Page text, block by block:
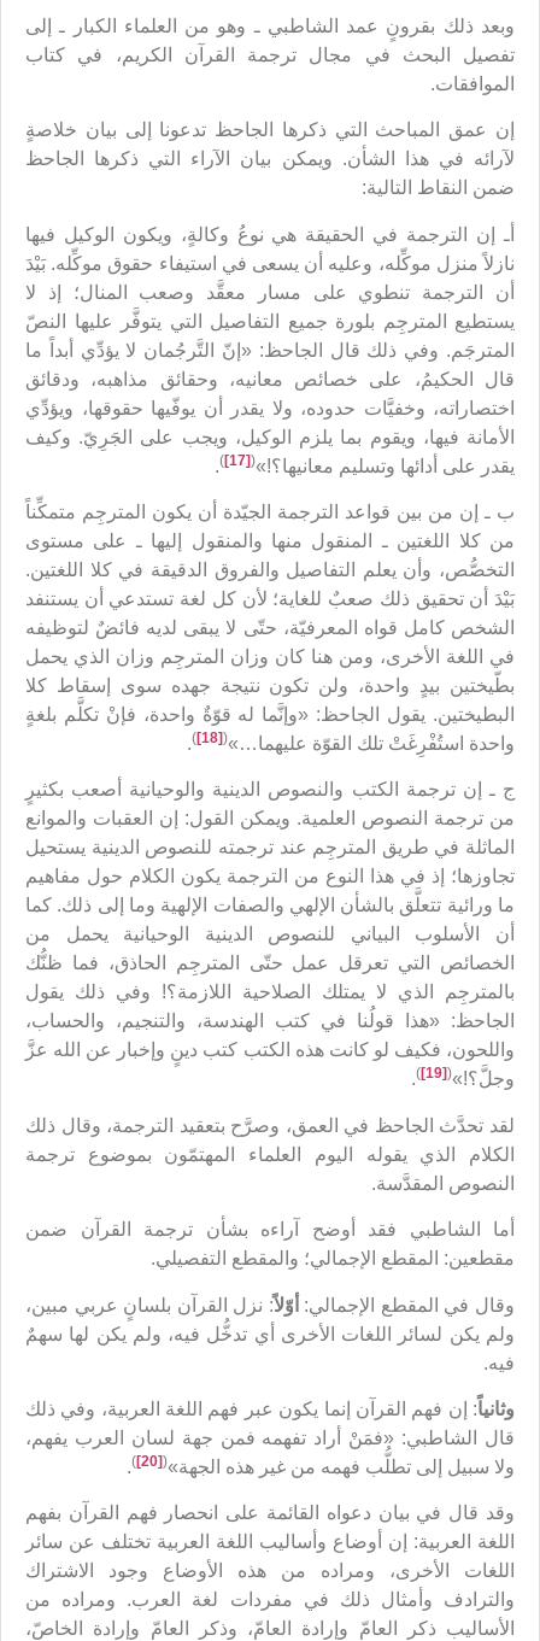
وبعد ذلك بقرونٍ عمد الشاطبي ـ وهو من العلماء الكبار ـ إلى
تفصيل البحث في مجال ترجمة القرآن الكريم، في كتاب
الموافقات.
إن عمق المباحث التي ذكرها الجاحظ تدعونا إلى بيان خلاصةٍ
لآرائه في هذا الشأن. ويمكن بيان الآراء التي ذكرها الجاحظ
ضمن النقاط التالية:
أـ إن الترجمة في الحقيقة هي نوعُ وكالةٍ، ويكون الوكيل فيها
نازلاً منزل موكِّله، وعليه أن يسعى في استيفاء حقوق موكِّله. بَيْدَ
أن الترجمة تنطوي على مسار معقَّد وصعب المنال؛ إذ لا
يستطيع المترجِم بلورة جميع التفاصيل التي يتوفَّر عليها النصّ
المترجَم. وفي ذلك قال الجاحظ: «إنّ التَّرجُمان لا يؤدِّي أبداً ما
قال الحكيمُ، على خصائص معانيه، وحقائق مذاهبه، ودقائق
اختصاراته، وخفيَّات حدوده، ولا يقدر أن يوفّيها حقوقها، ويؤدِّي
الأمانة فيها، ويقوم بما يلزم الوكيل، ويجب على الجَرِيّ. وكيف
يقدر على أدائها وتسليم معانيها؟!»(
[17]
)
.
ب ـ إن من بين قواعد الترجمة الجيّدة أن يكون المترجِم متمكِّناً
من كلا اللغتين ـ المنقول منها والمنقول إليها ـ على مستوى
التخصُّص، وأن يعلم التفاصيل والفروق الدقيقة في كلا اللغتين.
بَيْدَ أن تحقيق ذلك صعبٌ للغاية؛ لأن كل لغة تستدعي أن يستنفد
الشخص كامل قواه المعرفيّة، حتّى لا يبقى لديه فائضٌ لتوظيفه
في اللغة الأخرى، ومن هنا كان وزان المترجِم وزان الذي يحمل
بطّيختين بيدٍ واحدة، ولن تكون نتيجة جهده سوى إسقاط كلا
البطيختين. يقول الجاحظ: «وإنَّما له قوّةٌ واحدة، فإنْ تكلَّم بلغةٍ
واحدة استُفْرِغَتْ تلك القوّة عليهما…»(
[18]
)
.
ج ـ إن ترجمة الكتب والنصوص الدينية والوحيانية أصعب بكثيرٍ
من ترجمة النصوص العلمية. ويمكن القول: إن العقبات والموانع
الماثلة في طريق المترجِم عند ترجمته للنصوص الدينية يستحيل
تجاوزها؛ إذ في هذا النوع من الترجمة يكون الكلام حول مفاهيم
ما ورائية تتعلَّق بالشأن الإلهي والصفات الإلهية وما إلى ذلك. كما
أن الأسلوب البياني للنصوص الدينية الوحيانية يحمل من
الخصائص التي تعرقل عمل حتّى المترجِم الحاذق، فما ظنُّك
بالمترجِم الذي لا يمتلك الصلاحية اللازمة؟! وفي ذلك يقول
الجاحظ: «هذا قولُنا في كتب الهندسة، والتنجيم، والحساب،
واللحون، فكيف لو كانت هذه الكتب كتب دينٍ وإخبار عن الله عزَّ
وجلَّ؟!»(
[19]
)
.
لقد تحدَّث الجاحظ في العمق، وصرَّح بتعقيد الترجمة، وقال ذلك
الكلام الذي يقوله اليوم العلماء المهتمّون بموضوع ترجمة
النصوص المقدَّسة.
أما الشاطبي فقد أوضح آراءه بشأن ترجمة القرآن ضمن
مقطعين: المقطع الإجمالي؛ والمقطع التفصيلي.
وقال في المقطع الإجمالي: أوّلاً: نزل القرآن بلسانٍ عربي مبين،
ولم يكن لسائر اللغات الأخرى أي تدخُّل فيه، ولم يكن لها سهمٌ
فيه.
وثانياً: إن فهم القرآن إنما يكون عبر فهم اللغة العربية، وفي ذلك
قال الشاطبي: «فمَنْ أراد تفهمه فمن جهة لسان العرب يفهم،
ولا سبيل إلى تطلُّب فهمه من غير هذه الجهة»(
[20]
)
.
وقد قال في بيان دعواه القائمة على انحصار فهم القرآن بفهم
اللغة العربية: إن أوضاع وأساليب اللغة العربية تختلف عن سائر
اللغات الأخرى، ومراده من هذه الأوضاع وجود الاشتراك
والترادف وأمثال ذلك في مفردات لغة العرب. ومراده من
الأساليب ذكر العامّ وإرادة العامّ، وذكر العامّ وإرادة الخاصّ،